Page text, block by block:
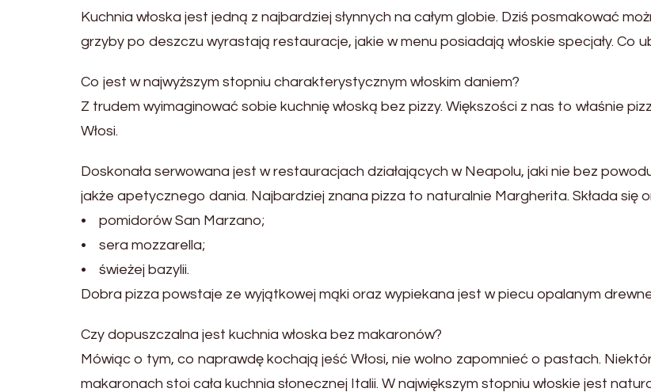
Kuchnia włoska jest jedną z najbardziej słynnych na całym globie. Dziś posmakować
grzyby po deszczu wyrastają restauracje, jakie w menu posiadają włoskie specjały. Co
Co jest w najwyższym stopniu charakterystycznym włoskim daniem?
Z trudem wyimaginować sobie kuchnię włoską bez pizzy. Większości z nas to właśnie
Włosi.
Doskonała serwowana jest w restauracjach działających w Neapolu, jaki nie bez
jakże apetycznego dania. Najbardziej znana pizza to naturalnie Margherita. Składa się
• pomidorów San Marzano;
• sera mozzarella;
• świeżej bazylii.
Dobra pizza powstaje ze wyjątkowej mąki oraz wypiekana jest w piecu opalanym
Czy dopuszczalna jest kuchnia włoska bez makaronów?
Mówiąc o tym, co naprawdę kochają jeść Włosi, nie wolno zapomnieć o pastach.
makaronach stoi cała kuchnia słonecznej Italii. W największym stopniu włoskie jest